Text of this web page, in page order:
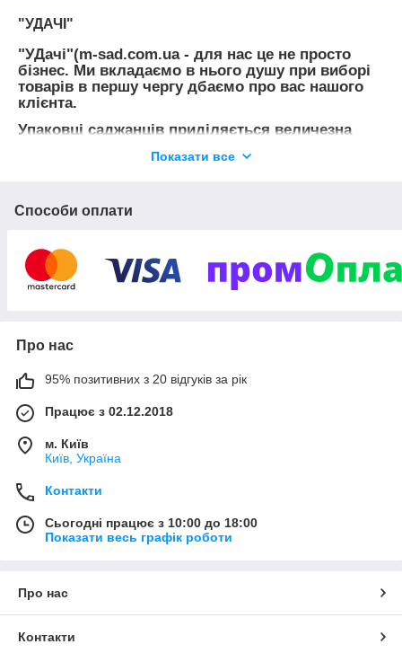
"УДАЧІ"
"УДачі"(m-sad.com.ua - для нас це не просто
бізнес. Ми вкладаємо в нього душу при виборі
товарів в першу чергу дбаємо про вас нашого
клієнта.
Упаковці саджанців приділяється величезна
до Вас в належному вигляді!
посадіть сад,який ранньою весною буде
багатими врожаями багато років;
зробите ландшафтний дизайн свого заміського
ділянки унікальним, саме таким,як Вам
куточок для відпочинку в колі сім'ї чи друзів;
подаруйте море позитивних емоцій своїм
рідним та близьким. Приємних покупок!
Показати все
Способи оплати
Про нас
95% позитивних з 20 відгуків за рік
Працює з 02.12.2018
м. Київ
Київ, Україна
Контакти
Сьогодні працює з 10:00 до 18:00
Показати весь графік роботи
Про нас
Контакти